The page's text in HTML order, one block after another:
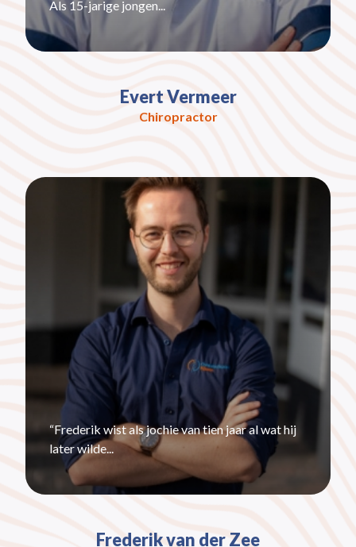
Als 15-jarige jongen...
Evert Vermeer
Chiropractor
“Frederik wist als jochie van tien jaar al wat hij
later wilde...
Frederik van der Zee